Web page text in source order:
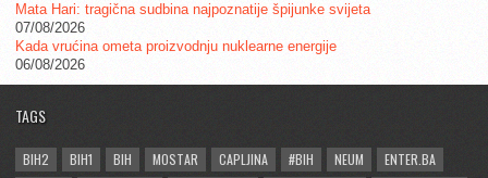
Mata Hari: tragična sudbina najpoznatije špijunke svijeta
07/08/2026
Kada vrućina ometa proizvodnju nuklearne energije
06/08/2026
TAGS
BIH2 BIH1 BIH MOSTAR CAPLJINA #BIH NEUM
ENTER.BA